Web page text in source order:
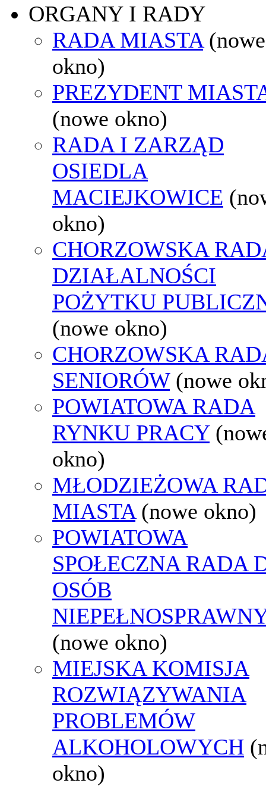
ORGANY I RADY
RADA MIASTA (nowe
okno)
PREZYDENT
(nowe okno)
RADA I ZARZĄD
OSIEDLA
MACIEJKOWICE
okno)
CHORZOWSKA
DZIAŁALNOŚCI
POŻYTKU
(nowe okno)
CHORZOWSKA
SENIORÓW (nowe
POWIATOWA RADA
RYNKU PRACY
okno)
MŁODZIEŻOWA
MIASTA (nowe okno)
POWIATOWA
SPOŁECZNA RADA
OSÓB
(nowe okno)
MIEJSKA KOMISJA
ROZWIĄZYWANIA
PROBLEMÓW
ALKOHOLOWYCH
okno)